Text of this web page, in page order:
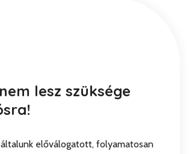
lesz szüksége
általunk előválogatott, folyamatosan